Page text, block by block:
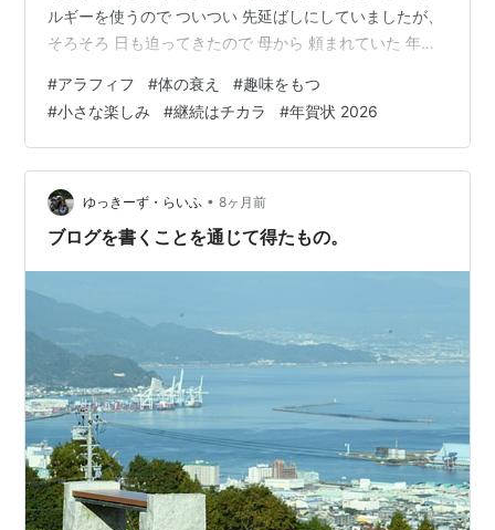
ルギーを使うので ついつい 先延ばしにしていましたが、
そろそろ 日も迫ってきたので 母から 頼まれていた 年賀
みると、 ザッと これだけありました 全部で ８枚あった
ので、 もう８年も 続けてるんだな〜 最近では 年賀状の
やり取りする人も 減ってますが、 手描きの絵が 珍しい
のか 楽しみに待ってくれてる人もいるみたい あんまり
絵がうますぎないので、 母が描いてると 思われて…
#アラフィフ #体の衰え #趣味をもつ
#小さな楽しみ #継続はチカラ #年賀状 2026
ゆっきーず・らいふ • 8ヶ月前
ブログを書くことを通じて得たもの。